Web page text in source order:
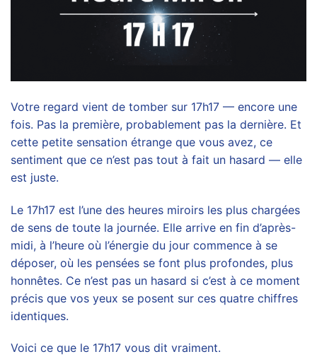
Votre regard vient de tomber sur 17h17 — encore une
fois. Pas la première, probablement pas la dernière. Et
cette petite sensation étrange que vous avez, ce
sentiment que ce n’est pas tout à fait un hasard — elle
est juste.
Le 17h17 est l’une des heures miroirs les plus chargées
de sens de toute la journée. Elle arrive en fin d’après-
midi, à l’heure où l’énergie du jour commence à se
déposer, où les pensées se font plus profondes, plus
honnêtes. Ce n’est pas un hasard si c’est à ce moment
précis que vos yeux se posent sur ces quatre chiffres
identiques.
Voici ce que le 17h17 vous dit vraiment.